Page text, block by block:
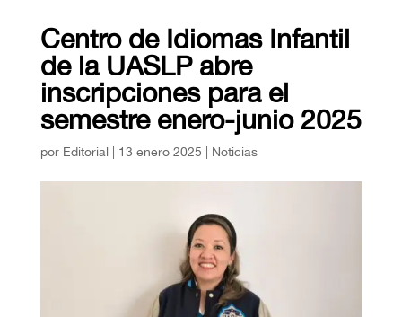
Centro de Idiomas Infantil
de la UASLP abre
inscripciones para el
semestre enero-junio 2025
por Editorial| 13 enero 2025 Noticias